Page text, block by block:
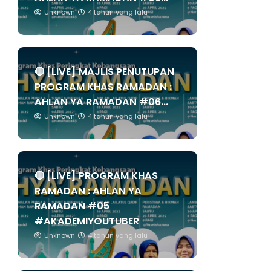
Unknown 4 tahun yang lalu
🔴 [LIVE] MAJLIS PENUTUPAN
PROGRAM KHAS RAMADAN :
AHLAN YA RAMADAN #06...
Unknown 4 tahun yang lalu
🔴 [LIVE] PROGRAM KHAS
RAMADAN : AHLAN YA
RAMADAN #05
#AKADEMIYOUTUBER
Unknown 4 tahun yang lalu